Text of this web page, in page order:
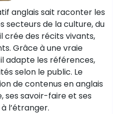
anglais sait raconter les
secteurs de la culture, du
crée des récits vivants,
Grâce à une vraie
adapte les références,
selon le public. Le
de contenus en anglais
ses savoir-faire et ses
l’étranger.